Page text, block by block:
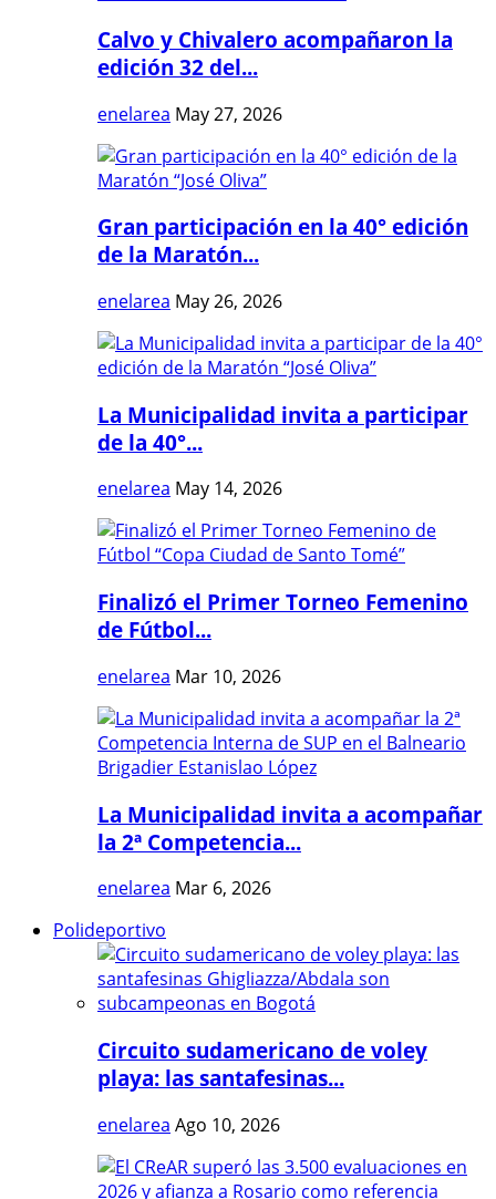
Calvo y Chivalero acompañaron la
edición 32 del...
enelarea May 27, 2026
Gran participación en la 40° edición
de la Maratón...
enelarea May 26, 2026
La Municipalidad invita a participar
de la 40°...
enelarea May 14, 2026
Finalizó el Primer Torneo Femenino
de Fútbol...
enelarea Mar 10, 2026
La Municipalidad invita a acompañar
la 2ª Competencia...
enelarea Mar 6, 2026
Polideportivo
Circuito sudamericano de voley
playa: las santafesinas...
enelarea Ago 10, 2026